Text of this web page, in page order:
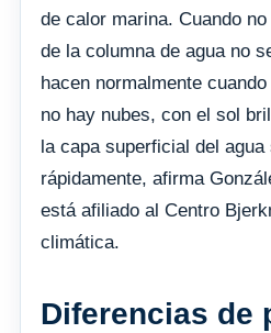
de calor marina. Cuando
de la columna de agua no
hacen normalmente
no hay nubes, con el sol
la capa superficial del
rápidamente, afirma
está afiliado al Centro
climática.
Diferencias de